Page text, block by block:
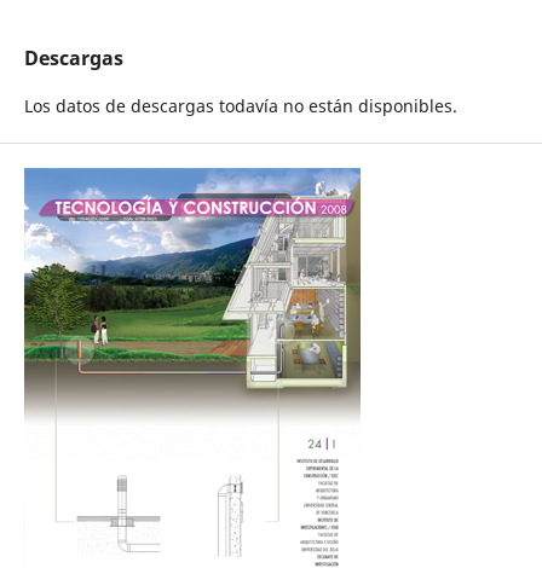
Descargas
Los datos de descargas todavía no están disponibles.